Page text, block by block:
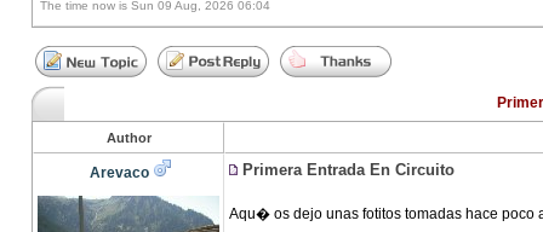
The time now is Sun 09 Aug, 2026 06:04
Author
Arevaco Primera Entrada En Circuito
Aqu� os dejo unas fotitos tomadas hace